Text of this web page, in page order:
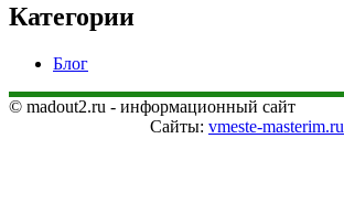
Категории
Блог
© madout2.ru - информационный сайт
Сайты: vmeste-masterim.ru